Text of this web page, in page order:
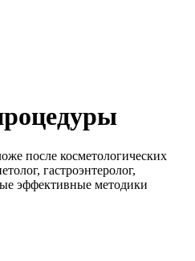
после косметологических
гастроэнтеролог,
эффективные методики